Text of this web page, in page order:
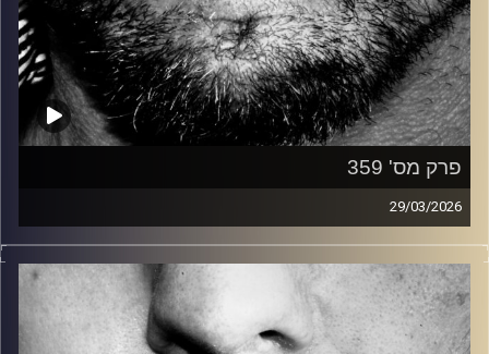
פרק מס' 359
29/03/2026
זיפים, מוזיקה מחוספסת של הופעות חיות. הרבה ג'אם, רוק,
בלוז, bluegrass, ג'אז, Fאנק, פרוגרסיב ואפילו אלקטרוניקה.
כל מה שחי, אמיתי ונושם.
עם שמוליק רגב.